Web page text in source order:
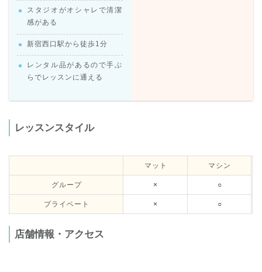
スタジオがオシャレで清潔
感がある
新宿西口駅から徒歩1分
レンタル品があるので手ぶ
らでレッスンに通える
レッスンスタイル
マット マシン
グループ × ○
プライベート × ○
店舗情報・アクセス